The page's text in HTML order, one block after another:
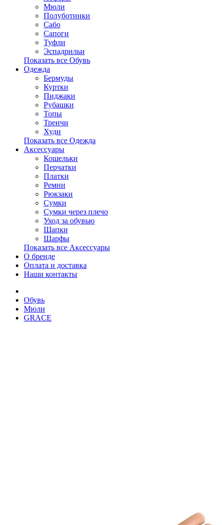
Мюли
Полуботинки
Сабо
Сапоги
Туфли
Эспадрильи
Показать все Обувь
Одежда
Бермуды
Куртки
Пиджаки
Рубашки
Топы
Тренчи
Худи
Показать все Одежда
Аксессуары
Кошельки
Перчатки
Платки
Ремни
Рюкзаки
Сумки
Сумки через плечо
Уход за обувью
Шапки
Шарфы
Показать все Аксессуары
О бренде
Оплата и доставка
Наши контакты
Обувь
Мюли
GRACE